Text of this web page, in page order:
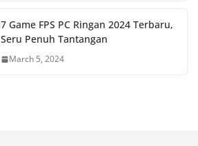
7 Game FPS PC Ringan 2024 Terbaru,
Seru Penuh Tantangan
March 5, 2024